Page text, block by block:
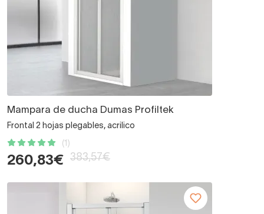
Mampara de ducha Dumas Profiltek
Frontal 2 hojas plegables, acrilico
(1)
260,83€ 383,57€